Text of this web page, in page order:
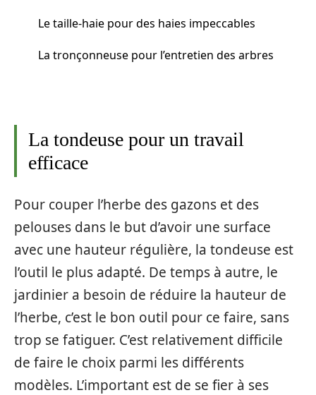
Le taille-haie pour des haies impeccables
La tronçonneuse pour l’entretien des arbres
La tondeuse pour un travail
efficace
Pour couper l’herbe des gazons et des
pelouses dans le but d’avoir une surface
avec une hauteur régulière, la tondeuse est
l’outil le plus adapté. De temps à autre, le
jardinier a besoin de réduire la hauteur de
l’herbe, c’est le bon outil pour ce faire, sans
trop se fatiguer. C’est relativement difficile
de faire le choix parmi les différents
modèles. L’important est de se fier à ses